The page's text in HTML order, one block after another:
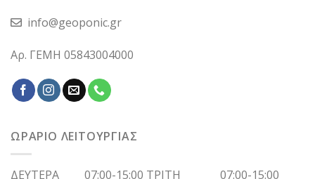
info@geoponic.gr
Αρ. ΓΕΜΗ 05843004000
ΩΡΑΡΙΟ ΛΕΙΤΟΥΡΓΙΑΣ
ΔΕΥΤΕΡΑ 07:00-15:00 ΤΡΙΤΗ 07:00-15:00